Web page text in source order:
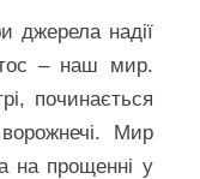
джерела надії
– наш мир.
починається
Мир
на прощенні у